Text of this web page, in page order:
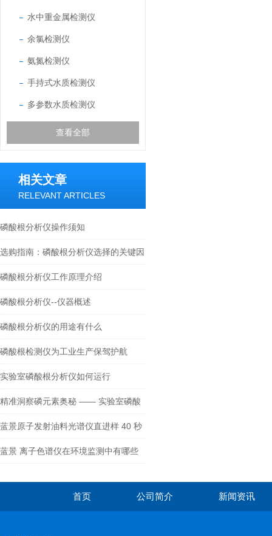
水中重金属检测仪
余氯检测仪
氨氮检测仪
手持式水质检测仪
多参数水质检测仪
查看全部
相关文章
RELEVANT ARTICLES
磷酸根分析仪操作须知
选购指南：磷酸根分析仪选择的关键因
素
磷酸根分析仪工作原理介绍
磷酸根分析仪--仪器概述
磷酸根分析仪的用途有什么
磷酸根检测仪为工业生产保驾护航
实验室磷酸根分析仪如何运行
精准洞察磷元素奥秘 —— 实验室磷酸
根分析仪
蓝景原子发射油料光谱仪直进样 40 秒
极速出值 + 极低耗材成本
蓝景 离子色谱仪在环境监测中有哪些
首页 公司简介 新闻资讯